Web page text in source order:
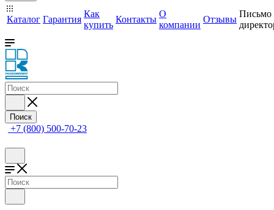
Каталог Гарантия
Как
купить
Контакты
О
компании
Отзывы
Письмо
Поиск
+7 (800) 500-70-23